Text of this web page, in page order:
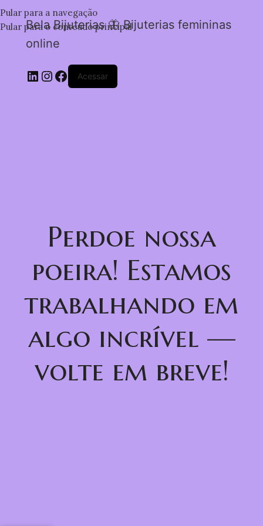
Pular para a navegação
Pular para o conteúdo principal
Bela Bijuterias 🦋 Bijuterias femininas
online
Acessar
Perdoe nossa
poeira! Estamos
trabalhando em
algo incrível —
volte em breve!